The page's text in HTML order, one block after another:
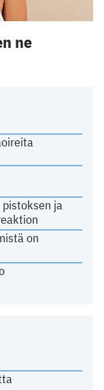
ja
on
ne